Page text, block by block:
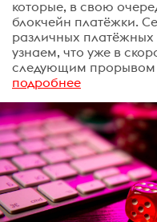
которые, в свою
блокчейн платёжки.
различных
узнаем, что уже в
следующим прорывом
подробнее